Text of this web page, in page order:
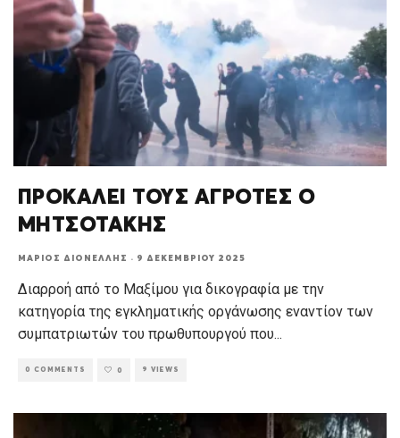
ΠΡΟΚΑΛΕΙ ΤΟΥΣ ΑΓΡΟΤΕΣ Ο
ΜΗΤΣΟΤΑΚΗΣ
ΜΆΡΙΟΣ ΔΙΟΝΈΛΛΗΣ · 9 ΔΕΚΕΜΒΡΊΟΥ 2025
Διαρροή από το Μαξίμου για δικογραφία με την
κατηγορία της εγκληματικής οργάνωσης εναντίον των
συμπατριωτών του πρωθυπουργού που...
0 COMMENTS 0 9 VIEWS